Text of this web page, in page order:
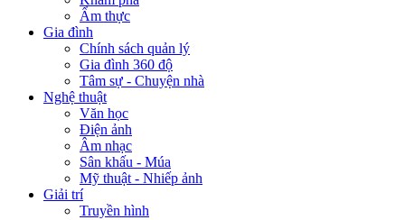
Ẩm thực
Gia đình
Chính sách quản lý
Gia đình 360 độ
Tâm sự - Chuyện nhà
Nghệ thuật
Văn học
Điện ảnh
Âm nhạc
Sân khấu - Múa
Mỹ thuật - Nhiếp ảnh
Giải trí
Truyền hình